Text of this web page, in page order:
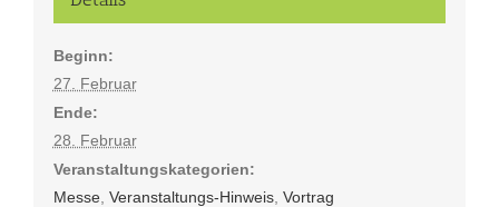
Beginn:
27. Februar
Ende:
28. Februar
Veranstaltungskategorien:
Messe, Veranstaltungs-Hinweis, Vortrag